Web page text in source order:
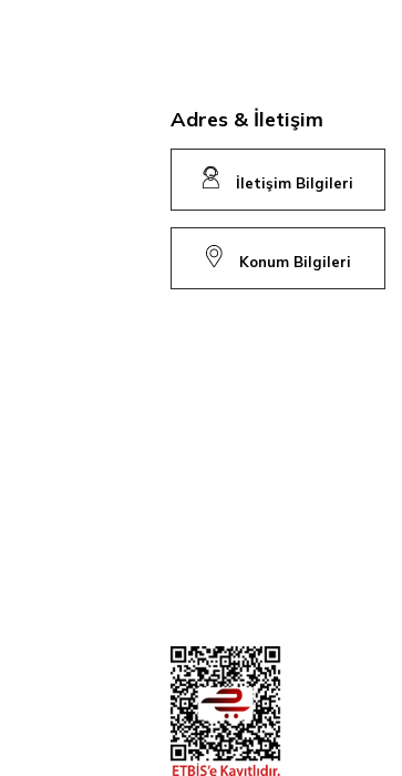
Adres & İletişim
İletişim Bilgileri
Konum Bilgileri